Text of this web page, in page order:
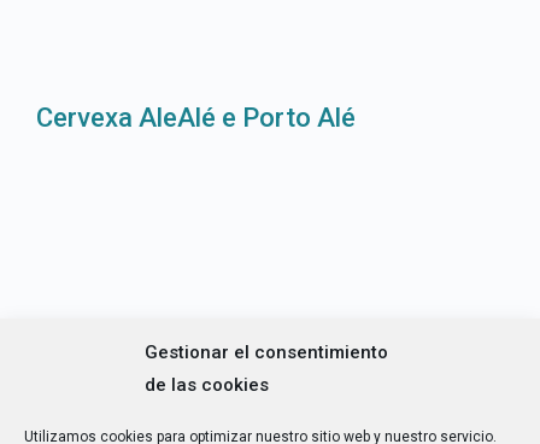
Gestionar el consentimiento
de las cookies
Utilizamos cookies para optimizar nuestro sitio web y nuestro servicio.
Cervexa AleAlé e Porto Alé